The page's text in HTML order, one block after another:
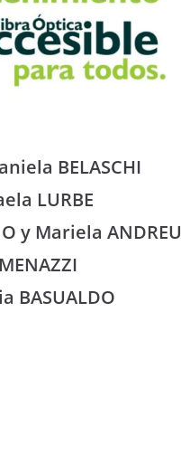
BELASCHI
LURBE
y Mariela ANDREU
BASUALDO